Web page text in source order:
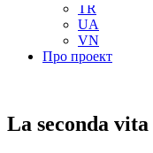
TR
UA
VN
Про проект
La seconda